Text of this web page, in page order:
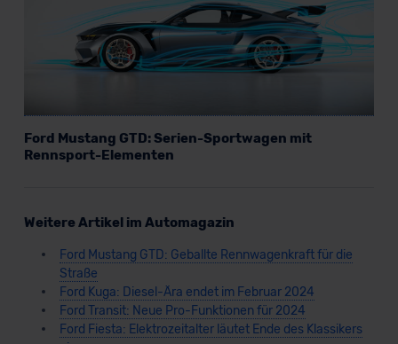
Ford Mustang GTD: Serien-Sportwagen mit
Rennsport-Elementen
Weitere Artikel im Automagazin
Ford Mustang GTD: Geballte Rennwagenkraft für die
Straße
Ford Kuga: Diesel-Ära endet im Februar 2024
Ford Transit: Neue Pro-Funktionen für 2024
Ford Fiesta: Elektrozeitalter läutet Ende des Klassikers